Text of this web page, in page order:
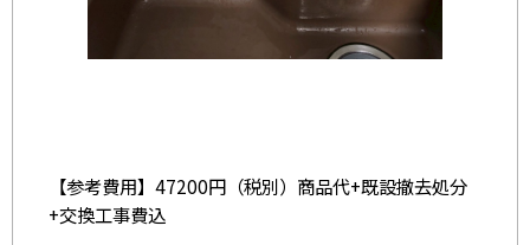
【参考費用】47200円（税別）商品代+既設撤去処分
+交換工事費込